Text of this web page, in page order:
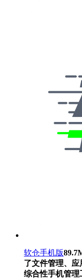
软仓手机版
了文件管理、
综合性手机管